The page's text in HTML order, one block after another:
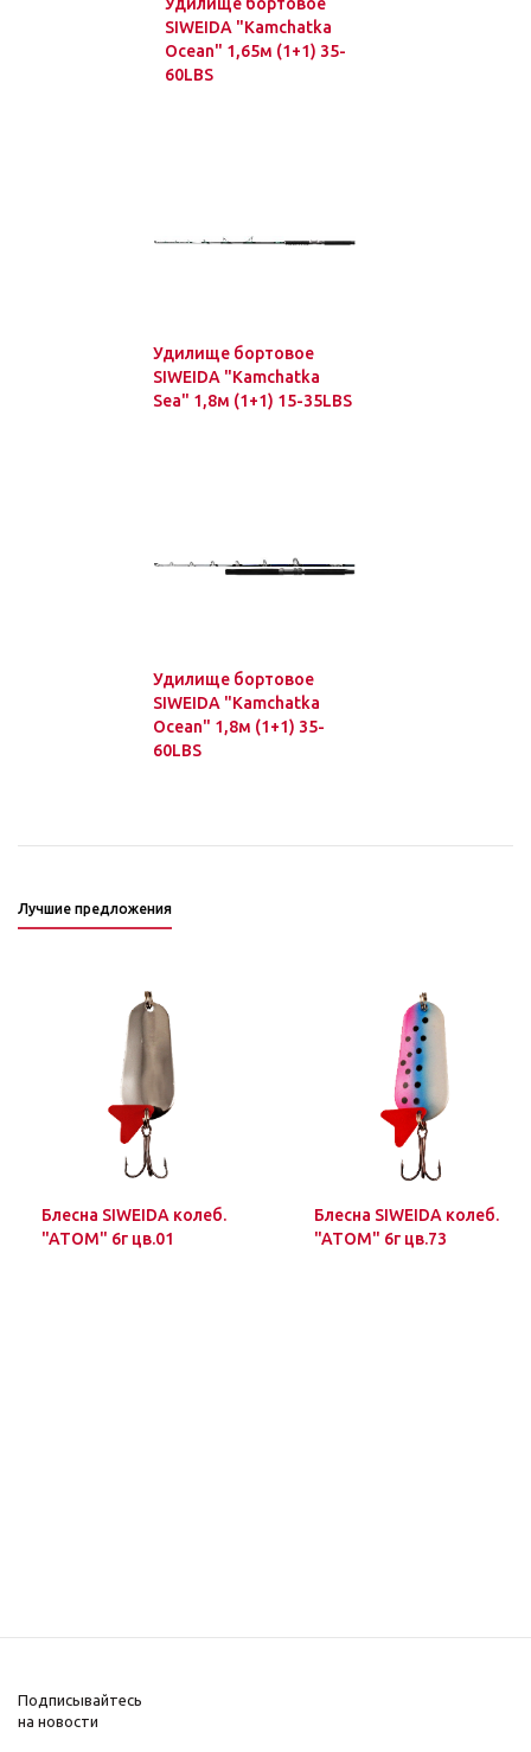
SIWEIDA "Kamchatka
Ocean" 1,65м (1+1) 35-
60LBS
Удилище бортовое
SIWEIDA "Kamchatka
Sea" 1,8м (1+1) 15-35LBS
Удилище бортовое
SIWEIDA "Kamchatka
Ocean" 1,8м (1+1) 35-
60LBS
Лучшие предложения
Блесна SIWEIDA колеб.
"ATOM" 6г цв.01
Блесна SIWEIDA колеб.
"ATOM" 6г цв.73
Подписывайтесь
на новости